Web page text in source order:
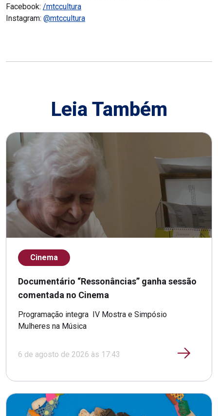
Facebook: /mtccultura
Instagram: @mtccultura
Leia Também
Cinema
Documentário “Ressonâncias” ganha sessão
comentada no Cinema
Programação integra IV Mostra e Simpósio
Mulheres na Música
6 de agosto de 2026 às 17:43